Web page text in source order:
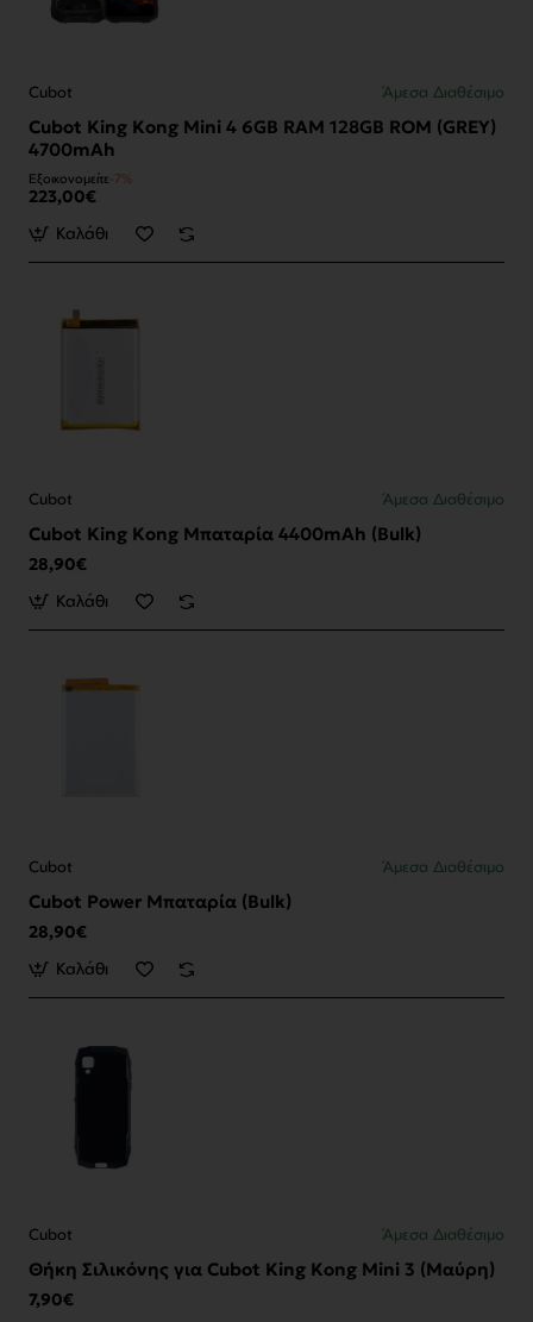
Cubot Άμεσα Διαθέσιμο
Cubot King Kong Mini 4 6GB RAM 128GB ROM (GREY)
4700mAh
Εξοικονομείτε -7%
223,00€
Καλάθι
Cubot Άμεσα Διαθέσιμο
Cubot King Kong Μπαταρία 4400mAh (Bulk)
28,90€
Καλάθι
Cubot Άμεσα Διαθέσιμο
Cubot Power Μπαταρία (Bulk)
28,90€
Καλάθι
Cubot Άμεσα Διαθέσιμο
Θήκη Σιλικόνης για Cubot King Kong Mini 3 (Μαύρη)
7,90€